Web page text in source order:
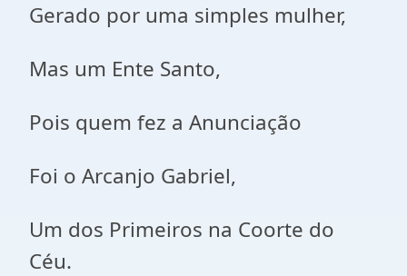
Gerado por uma simples mulher,
Mas um Ente Santo,
Pois quem fez a Anunciação
Foi o Arcanjo Gabriel,
Um dos Primeiros na Coorte do
Céu.